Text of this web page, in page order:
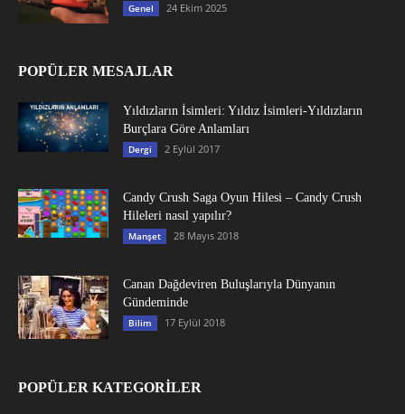
Genel 24 Ekim 2025
POPÜLER MESAJLAR
Yıldızların İsimleri: Yıldız İsimleri-Yıldızların
Burçlara Göre Anlamları
Dergi 2 Eylül 2017
Candy Crush Saga Oyun Hilesi – Candy Crush
Hileleri nasıl yapılır?
Manşet 28 Mayıs 2018
Canan Dağdeviren Buluşlarıyla Dünyanın
Gündeminde
Bilim 17 Eylül 2018
POPÜLER KATEGORİLER